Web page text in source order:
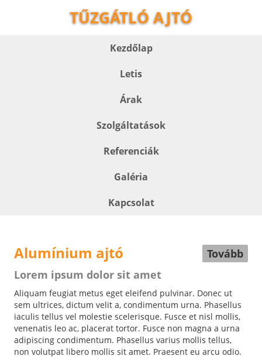
TŰZGÁTLÓ AJTÓ
Kezdőlap
Letis
Árak
Szolgáltatások
Referenciák
Galéria
Kapcsolat
Alumínium ajtó
Tovább
Lorem ipsum dolor sit amet
Aliquam feugiat metus eget eleifend pulvinar. Donec ut
sem ultrices, dictum velit a, condimentum urna. Phasellus
iaculis tellus vel molestie scelerisque. Fusce et nisl mollis,
venenatis leo ac, placerat tortor. Fusce non magna a urna
adipiscing condimentum. Phasellus varius mollis tellus,
non volutpat libero mollis sit amet. Praesent eu arcu odio.